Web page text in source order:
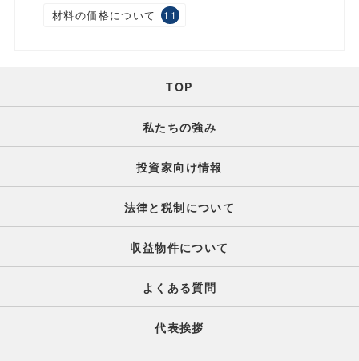
材料の価格について 11
TOP
私たちの強み
投資家向け情報
法律と税制について
収益物件について
よくある質問
代表挨拶